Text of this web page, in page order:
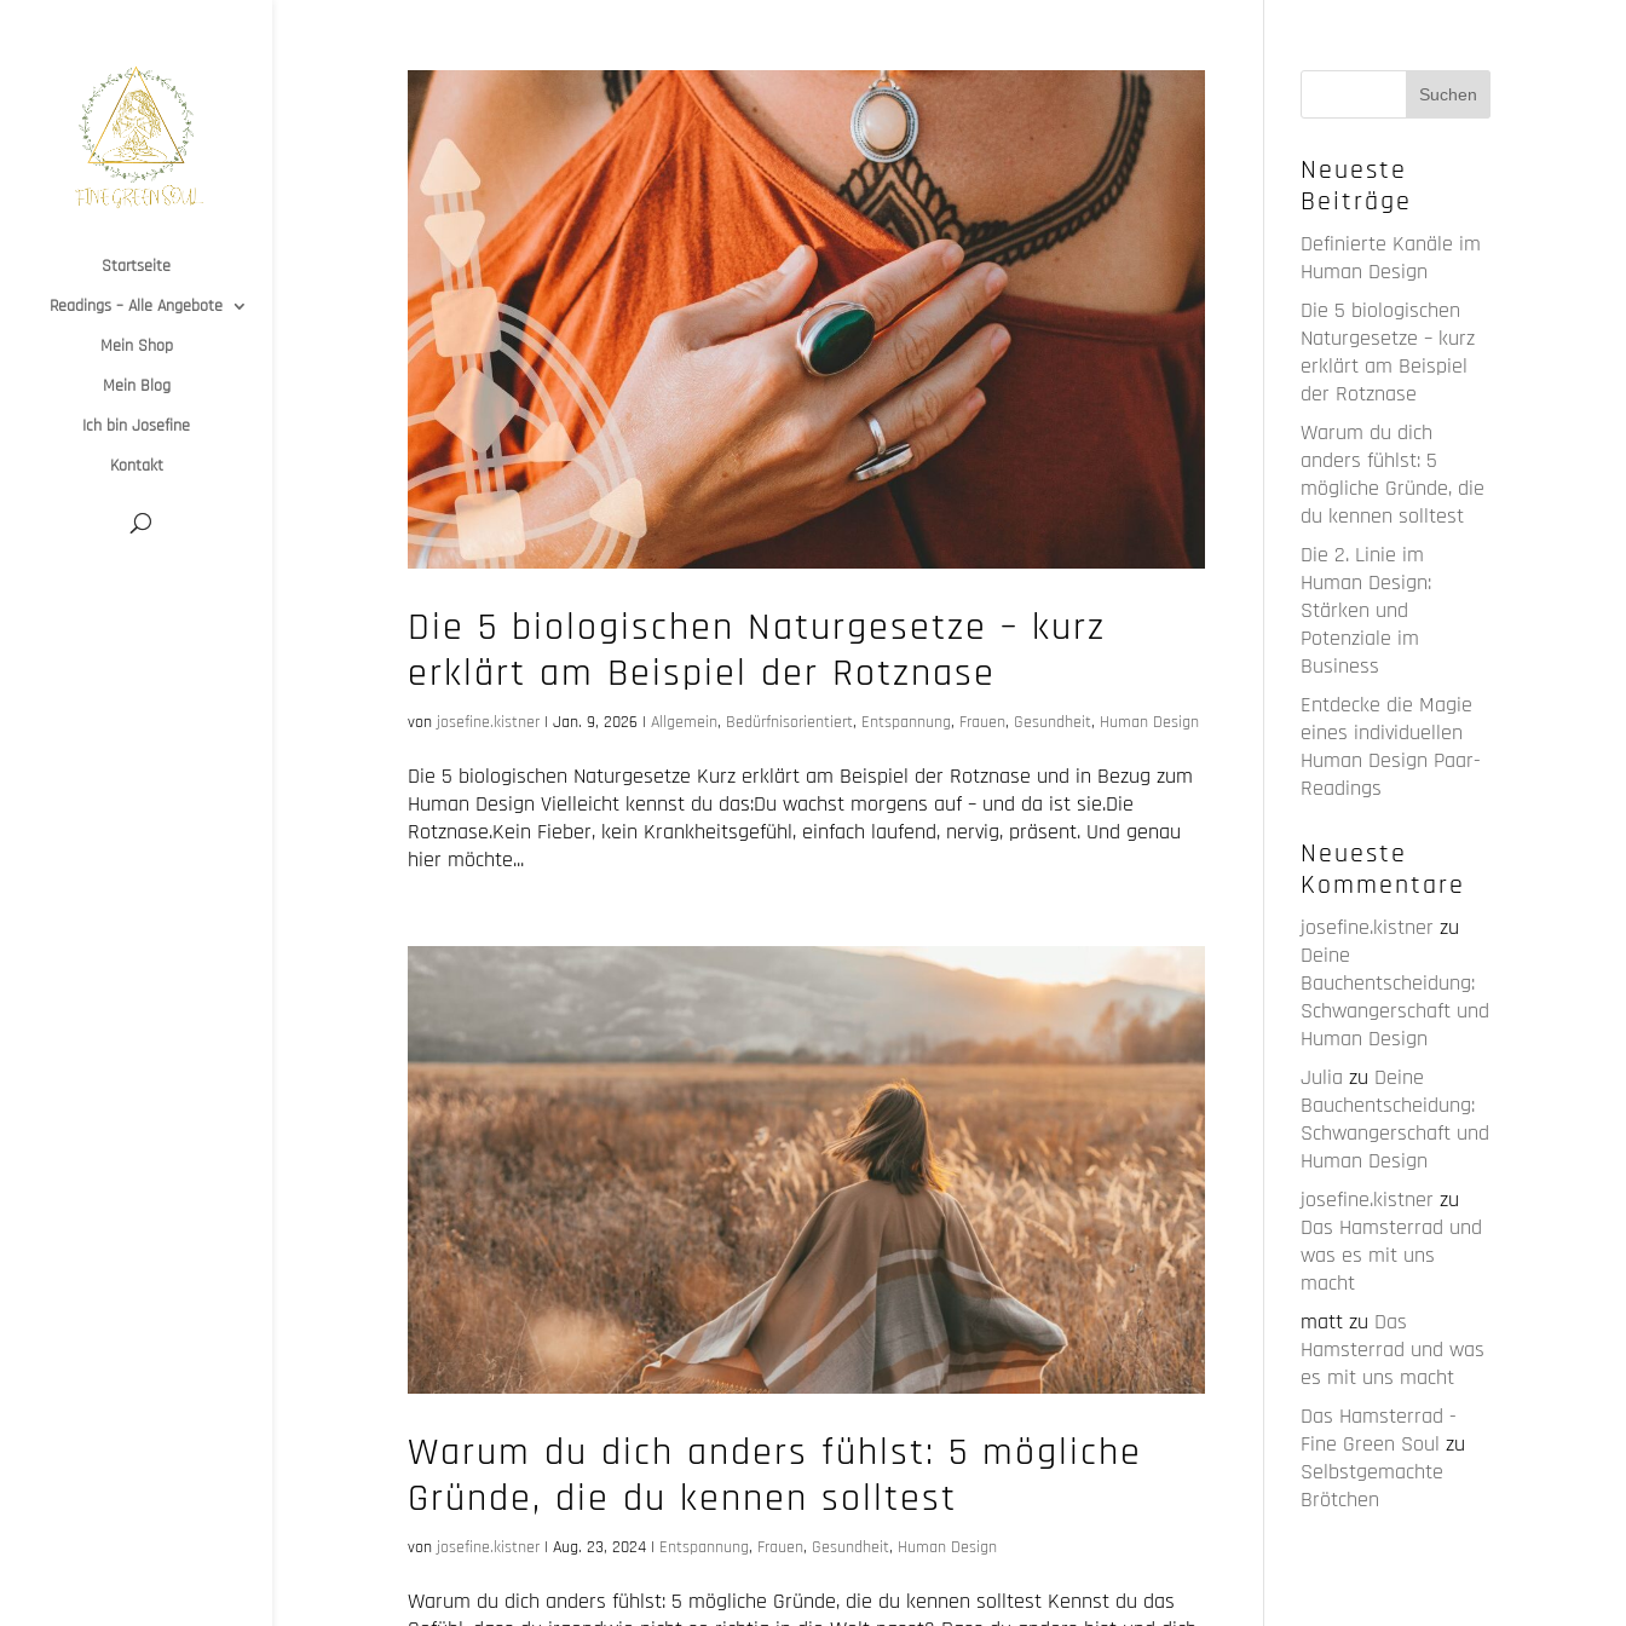
Startseite
Readings – Alle Angebote
Mein Shop
Mein Blog
Ich bin Josefine
Kontakt
Die 5 biologischen Naturgesetze – kurz
erklärt am Beispiel der Rotznase
von josefine.kistner| Jan. 9, 2026 | Allgemein, Bedürfnisorientiert, Entspannung, Frauen, Gesundheit, Human Design
Die 5 biologischen Naturgesetze Kurz erklärt am Beispiel der Rotznase und in Bezug zum
Human Design Vielleicht kennst du das:Du wachst morgens auf – und da ist sie.Die
Rotznase.Kein Fieber, kein Krankheitsgefühl, einfach laufend, nervig, präsent. Und genau
hier möchte...
Warum du dich anders fühlst: 5 mögliche
Gründe, die du kennen solltest
von josefine.kistner| Aug. 23, 2024| Entspannung, Frauen, Gesundheit, Human Design
Warum du dich anders fühlst: 5 mögliche Gründe, die du kennen solltest Kennst du das
Neueste
Beiträge
Definierte Kanäle im
Human Design
Die 5 biologischen
Naturgesetze – kurz
erklärt am Beispiel
der Rotznase
Warum du dich
anders fühlst: 5
mögliche Gründe, die
du kennen solltest
Die 2. Linie im
Human Design:
Stärken und
Potenziale im
Business
Entdecke die Magie
eines individuellen
Human Design Paar-
Readings
Neueste
Kommentare
josefine.kistner zu
Deine
Bauchentscheidung:
Schwangerschaft und
Human Design
Julia zu Deine
Bauchentscheidung:
Schwangerschaft und
Human Design
josefine.kistner zu
Das Hamsterrad und
was es mit uns
macht
matt zu Das
Hamsterrad und was
es mit uns macht
Das Hamsterrad -
Fine Green Soul zu
Selbstgemachte
Brötchen